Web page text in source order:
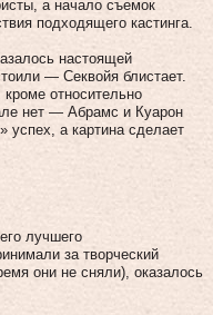
а начало съемок
подходящего кастинга.
настоящей
— Секвойя блистает.
кроме относительно
нет — Абрамс и Куарон
успех, а картина сделает
лучшего
за творческий
они не сняли), оказалось